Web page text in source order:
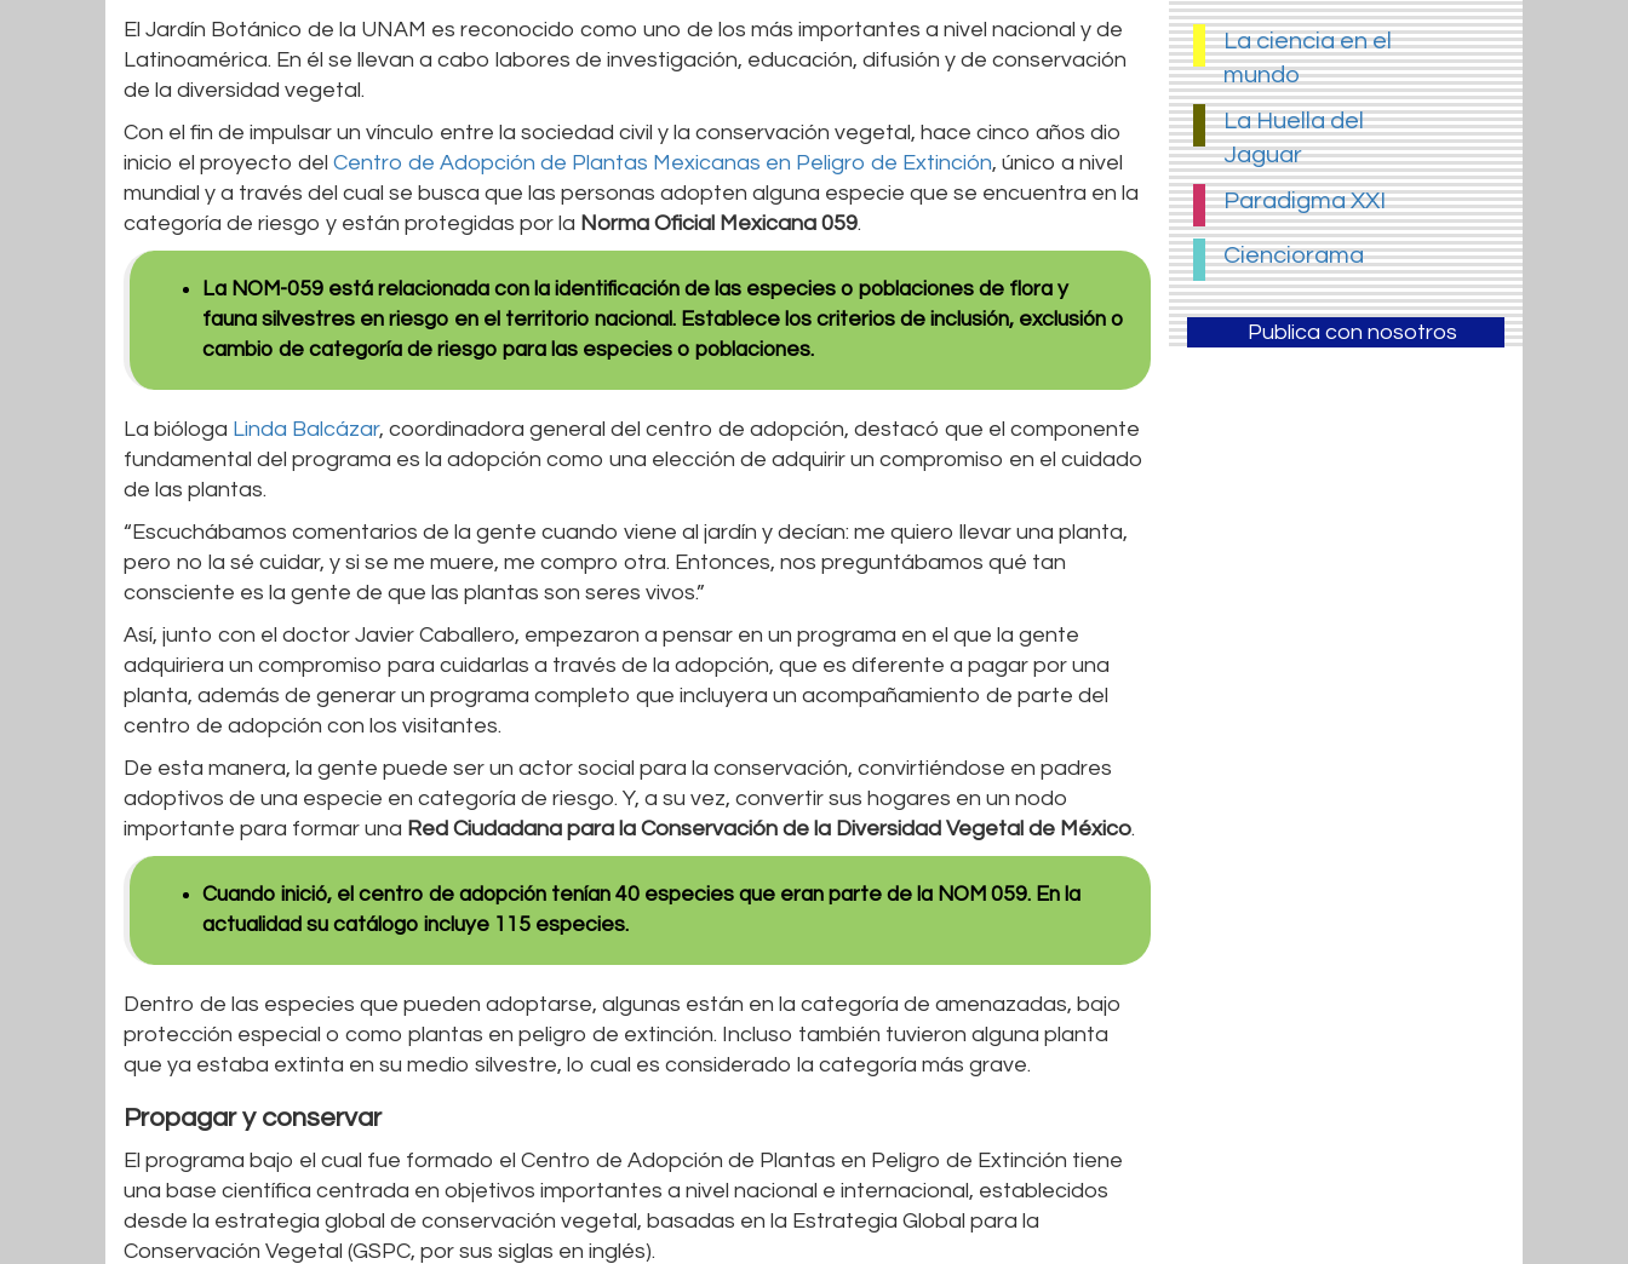
El Jardín Botánico de la UNAM es reconocido como uno de los más importantes a nivel nacional y de
Latinoamérica. En él se llevan a cabo labores de investigación, educación, difusión y de conservación
de la diversidad vegetal.
Con el fin de impulsar un vínculo entre la sociedad civil y la conservación vegetal, hace cinco años dio
inicio el proyecto del Centro de Adopción de Plantas Mexicanas en Peligro de Extinción, único a nivel
mundial y a través del cual se busca que las personas adopten alguna especie que se encuentra en la
categoría de riesgo y están protegidas por la Norma Oficial Mexicana 059.
La NOM-059 está relacionada con la identificación de las especies o poblaciones de flora y
fauna silvestres en riesgo en el territorio nacional. Establece los criterios de inclusión, exclusión o
cambio de categoría de riesgo para las especies o poblaciones.
La bióloga Linda Balcázar, coordinadora general del centro de adopción, destacó que el componente
fundamental del programa es la adopción como una elección de adquirir un compromiso en el cuidado
de las plantas.
“Escuchábamos comentarios de la gente cuando viene al jardín y decían: me quiero llevar una planta,
pero no la sé cuidar, y si se me muere, me compro otra. Entonces, nos preguntábamos qué tan
consciente es la gente de que las plantas son seres vivos.”
Así, junto con el doctor Javier Caballero, empezaron a pensar en un programa en el que la gente
adquiriera un compromiso para cuidarlas a través de la adopción, que es diferente a pagar por una
planta, además de generar un programa completo que incluyera un acompañamiento de parte del
centro de adopción con los visitantes.
De esta manera, la gente puede ser un actor social para la conservación, convirtiéndose en padres
adoptivos de una especie en categoría de riesgo. Y, a su vez, convertir sus hogares en un nodo
importante para formar una Red Ciudadana para la Conservación de la Diversidad Vegetal de México.
Cuando inició, el centro de adopción tenían 40 especies que eran parte de la NOM 059. En la
actualidad su catálogo incluye 115 especies.
Dentro de las especies que pueden adoptarse, algunas están en la categoría de amenazadas, bajo
protección especial o como plantas en peligro de extinción. Incluso también tuvieron alguna planta
que ya estaba extinta en su medio silvestre, lo cual es considerado la categoría más grave.
Propagar y conservar
El programa bajo el cual fue formado el Centro de Adopción de Plantas en Peligro de Extinción tiene
una base científica centrada en objetivos importantes a nivel nacional e internacional, establecidos
desde la estrategia global de conservación vegetal, basadas en la Estrategia Global para la
Conservación Vegetal (GSPC, por sus siglas en inglés).
La ciencia en el
mundo
La Huella del
Jaguar
Paradigma XXI
Cienciorama
Publica con nosotros